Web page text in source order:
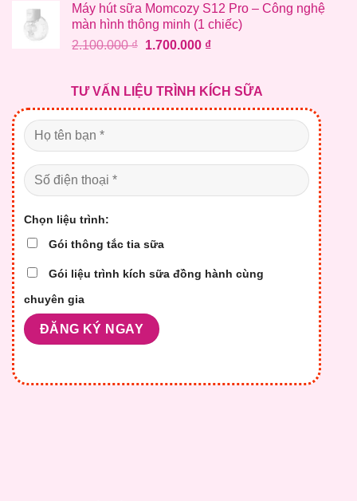
là:
4.900.000 ₫.
tại
là:
2.950.000 ₫.
Máy hút sữa Momcozy S12 Pro – Công nghệ
màn hình thông minh (1 chiếc)
2.100.000₫ Giá
2.100.000 ₫.
1.700.000 ₫Giá
là:
1.700.000 ₫.
TƯ VẤN LIỆU TRÌNH KÍCH SỮA
Chọn liệu trình:
Gói thông tắc tia sữa
Gói liệu trình kích sữa đồng hành cùng
chuyên gia